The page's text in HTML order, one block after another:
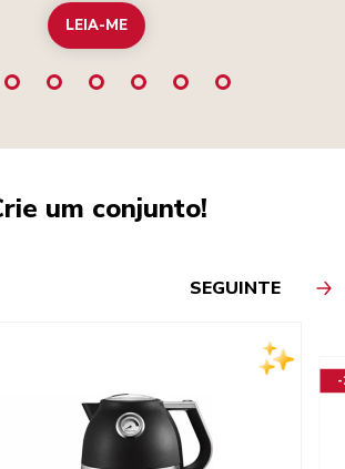
LEIA-ME
um conjunto!
SEGUINTE
-